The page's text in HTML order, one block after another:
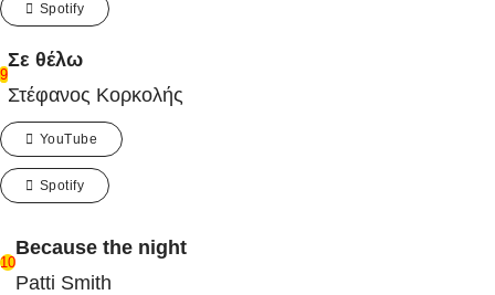
Spotify
9
Σε θέλω
Στέφανος Κορκολής
YouTube
Spotify
10
Because the night
Patti Smith